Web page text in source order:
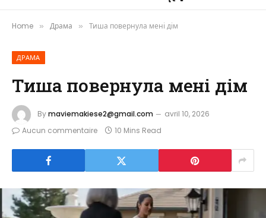
Home » Драма » Тиша повернула мені дім
ДРАМА
Тиша повернула мені дім
Bymaviemakiese2@gmail.com
avril 10, 2026
Aucun commentaire
10 Mins Read